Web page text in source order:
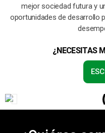
mejor sociedad futura y
oportunidades de desarrollo
¿NECESITAS